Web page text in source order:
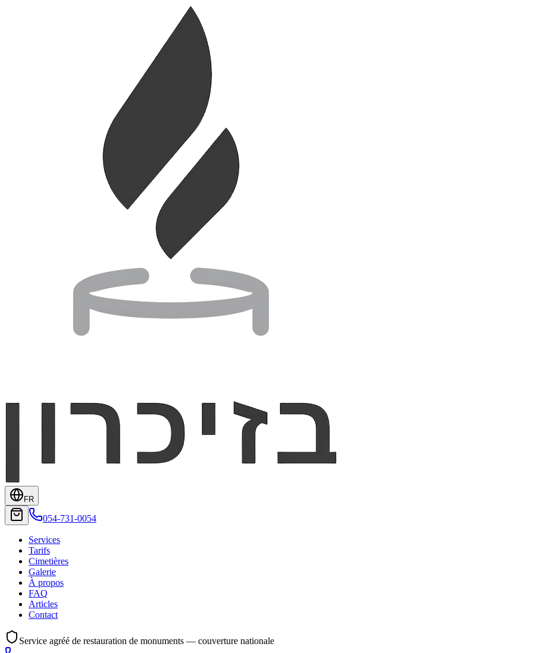
FR
054-731-0054
Services
Tarifs
Cimetières
Galerie
À propos
FAQ
Articles
Contact
Service agréé de restauration de monuments — couverture nationale